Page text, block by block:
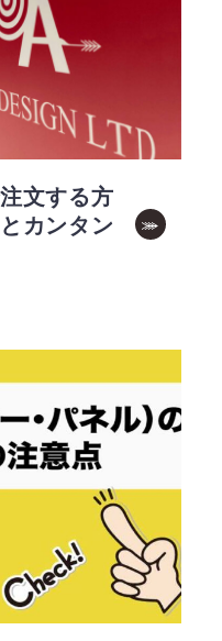
文する方
カンタン